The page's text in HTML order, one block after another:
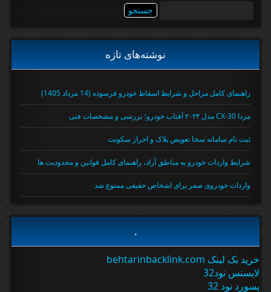
نوشته‌های تازه
راهنمای کامل مراحل و شرایط اسقاط خودرو فرسوده (14 مرداد 1405)
مزدا CX-30 مدل ۲۰۲۴ آفتاب خودرو؛ بررسی و مشخصات فنی
ثبت نام سامانه سخا تعویض پلاک و احراز سکونت
شرایط واردات خودرو به مناطق آزاد، راهنمای کامل قوانین و محدودیت ها
واردات خودروی صفر برای اشخاص حقیقی ممنوع شد
خرید بک لینک behtarinbacklink.com
لایسنس نود32
پسورد نود 32